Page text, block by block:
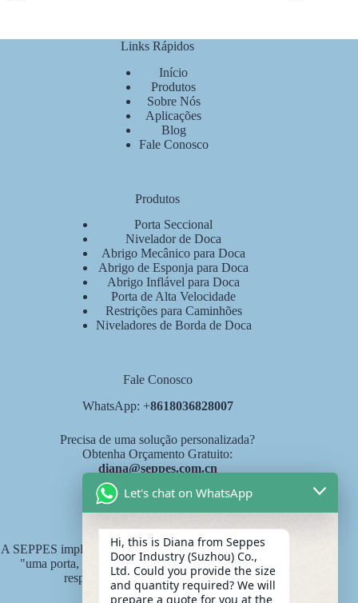
Links Rápidos
Início
Produtos
Sobre Nós
Aplicações
Blog
Fale Conosco
Produtos
Porta Seccional
Nivelador de Doca
Abrigo Mecânico para Doca
Abrigo de Esponja para Doca
Abrigo Inflável para Doca
Porta de Alta Velocidade
Restrições para Caminhões
Niveladores de Borda de Doca
Fale Conosco
WhatsApp: +8618036828007
Precisa de uma solução personalizada?
Obtenha Orçamento Gratuito:
diana@seppes.com.cn
A SEPPES implementa o novo padrão de serviço industrial de
"uma porta, um pátio, serviço vitalício", um sistema de
responsabilidade vitalícia do produto.
Let's chat on WhatsApp
Hi, this is Diana from Seppes
Door Industry (Suzhou) Co.,
Ltd. Could you provide the size
and quantity required? We will
prepare a quote for you at the